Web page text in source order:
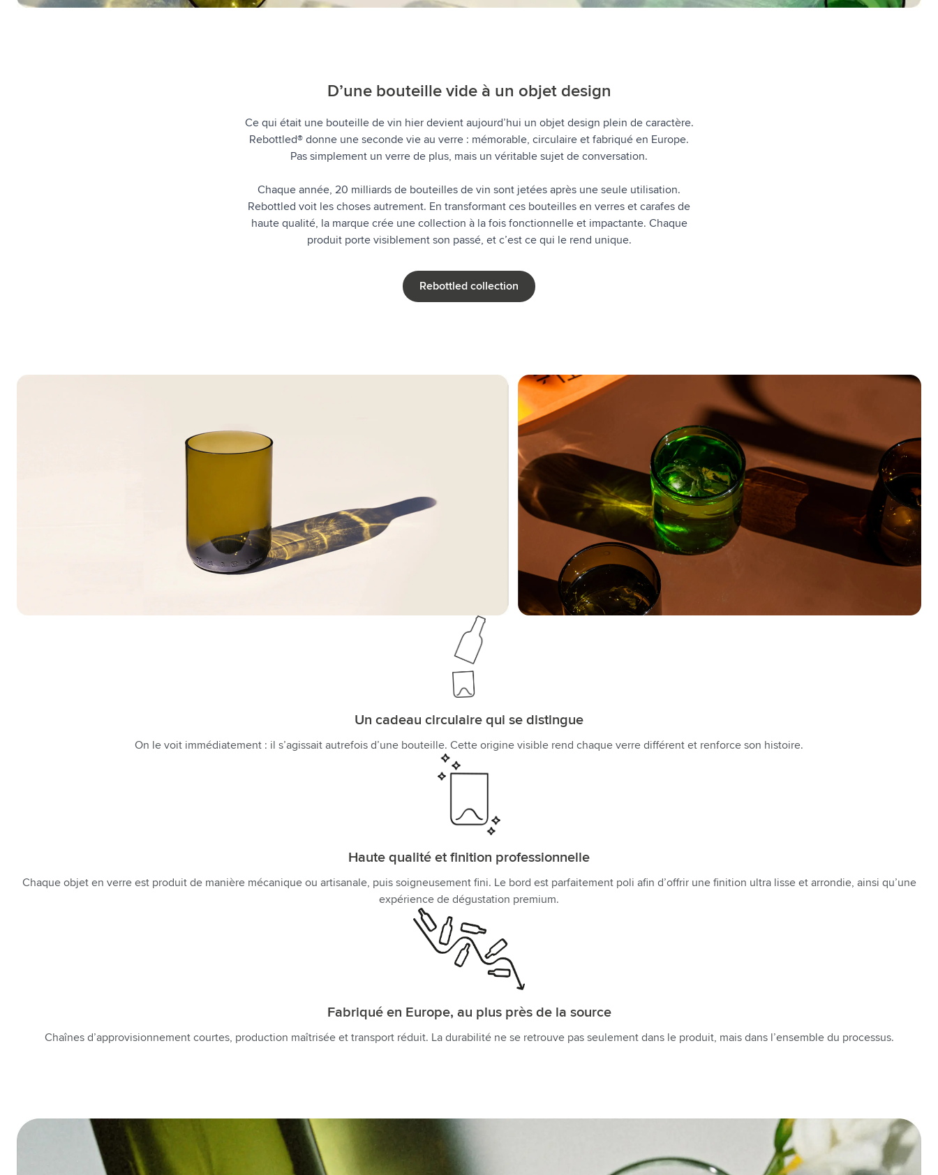
Afficher le sous-menu pour la catégorie Bureau
Afficher le sous-menu pour la catégorie Outdoor & Loisirs
Afficher le sous-menu pour la catégorie Outils & Déplacements
D’une bouteille vide à un objet design
Ce qui était une bouteille de vin hier devient aujourd’hui un objet design plein de caractère.
Rebottled® donne une seconde vie au verre : mémorable, circulaire et fabriqué en Europe.
Pas simplement un verre de plus, mais un véritable sujet de conversation.
Chaque année, 20 milliards de bouteilles de vin sont jetées après une seule utilisation.
Rebottled voit les choses autrement. En transformant ces bouteilles en verres et carafes de
haute qualité, la marque crée une collection à la fois fonctionnelle et impactante. Chaque
produit porte visiblement son passé, et c’est ce qui le rend unique.
Rebottled collection
Un cadeau circulaire qui se distingue
On le voit immédiatement : il s’agissait autrefois d’une bouteille. Cette origine visible rend chaque verre différent et renforce son histoire.
Haute qualité et finition professionnelle
Chaque objet en verre est produit de manière mécanique ou artisanale, puis soigneusement fini. Le bord est parfaitement poli afin d’offrir une finition ultra lisse et arrondie, ainsi qu’une
expérience de dégustation premium.
Fabriqué en Europe, au plus près de la source
Chaînes d’approvisionnement courtes, production maîtrisée et transport réduit. La durabilité ne se retrouve pas seulement dans le produit, mais dans l’ensemble du processus.